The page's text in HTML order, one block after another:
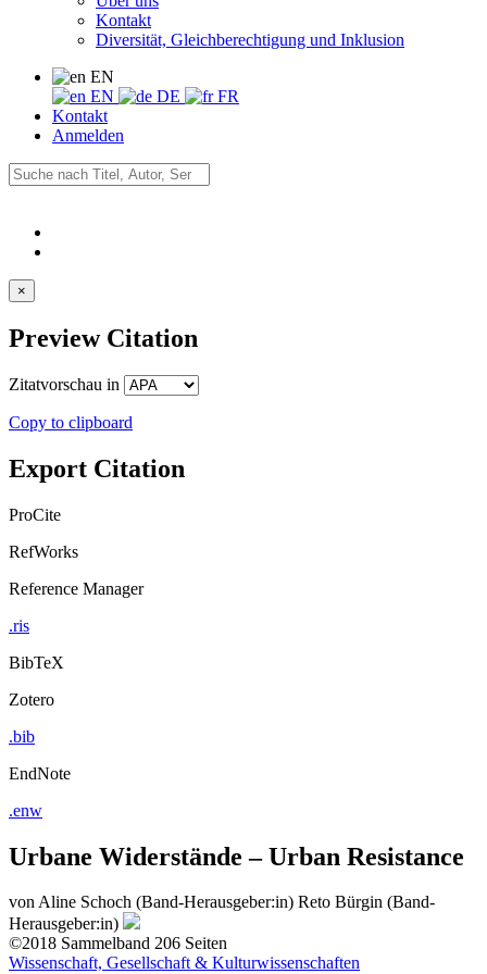
Kontakt
Diversität, Gleichberechtigung und Inklusion
EN
EN
DE
FR
Kontakt
Anmelden
×
Preview Citation
Zitatvorschau in
Copy to clipboard
Export Citation
ProCite
RefWorks
Reference Manager
.ris
BibTeX
Zotero
.bib
EndNote
.enw
Urbane Widerstände – Urban Resistance
vonAline Schoch (Band-Herausgeber:in) Reto Bürgin (Band-
Herausgeber:in)
©2018 Sammelband 206 Seiten
Wissenschaft, Gesellschaft & Kulturwissenschaften